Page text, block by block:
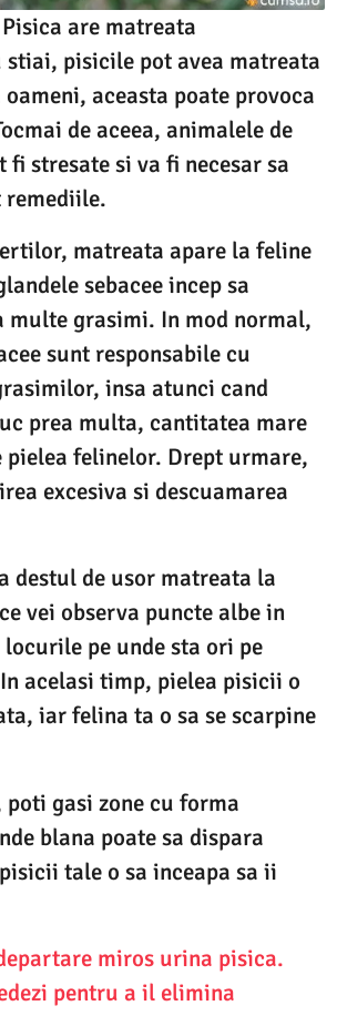
Pisica are matreata
stiai, pisicile pot avea matreata
aceasta poate provoca
de aceea, animalele de
fi stresate si va fi necesar sa
matreata apare la feline
sebacee incep sa
multe grasimi. In mod normal,
sunt responsabile cu
insa atunci cand
prea multa, cantitatea mare
pielea felinelor. Drept urmare,
excesiva si descuamarea
destul de usor matreata la
vei observa puncte albe in
pe unde sta ori pe
acelasi timp, pielea pisicii o
iar felina ta o sa se scarpine
gasi zone cu forma
blana poate sa dispara
tale o sa inceapa sa ii
miros urina pisica.
pentru a il elimina